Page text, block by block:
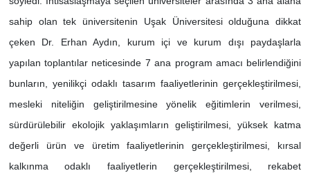
sahip olan tek üniversitenin Uşak Üniversitesi olduğuna dikkat
çeken Dr. Erhan Aydın, kurum içi ve kurum dışı paydaşlarla
yapılan toplantılar neticesinde 7 ana program amacı belirlendiğini
bunların, yenilikçi odaklı tasarım faaliyetlerinin gerçekleştirilmesi,
mesleki niteliğin geliştirilmesine yönelik eğitimlerin verilmesi,
sürdürülebilir ekolojik yaklaşımların geliştirilmesi, yüksek katma
değerli ürün ve üretim faaliyetlerinin gerçekleştirilmesi, kırsal
kalkınma odaklı faaliyetlerin gerçekleştirilmesi, rekabet